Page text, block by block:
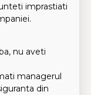
imprastiati
nu aveti
managerul
din